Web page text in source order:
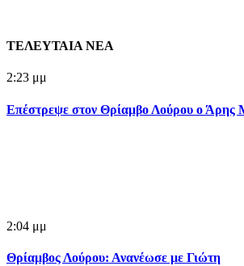
ΤΕΛΕΥΤΑΙΑ ΝΕΑ
2:23 μμ
Επέστρεψε στον Θρίαμβο Λούρου ο Άρης
2:04 μμ
Θρίαμβος Λούρου: Ανανέωσε με Γιώτη